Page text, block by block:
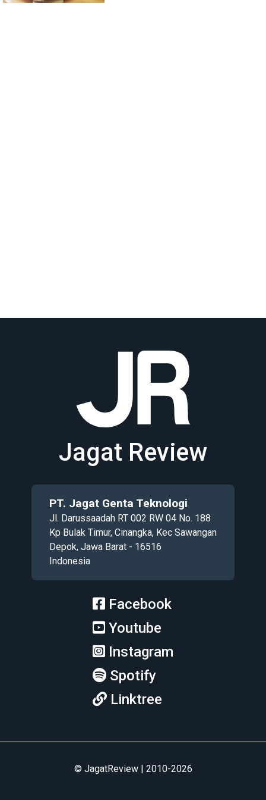
Jagat Review
PT. Jagat Genta Teknologi
Jl. Darussaadah RT 002 RW 04 No. 188
Kp Bulak Timur, Cinangka, Kec Sawangan
Depok, Jawa Barat - 16516
Indonesia
Facebook
Youtube
Instagram
Spotify
Linktree
© JagatReview | 2010-2026